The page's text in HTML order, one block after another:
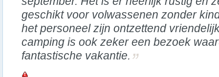
geschikt voor volwassenen zonder
het personeel zijn ontzettend
camping is ook zeker een bezoek
fantastische vakantie.